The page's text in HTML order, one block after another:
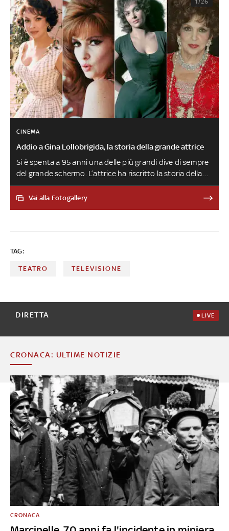
CINEMA
Addio a Gina Lollobrigida, la storia della grande attrice
Si è spenta a 95 anni una delle più grandi dive di sempre
del grande schermo. L’attrice ha riscritto la storia della
settima arte prendendo parte a pellicole divenute dei
cult come Pane, amore e fantasia, Venere imperiale
Vai alla Fotogallery
TAG:
TEATRO TELEVISIONE
DIRETTA LIVE
CRONACA: ULTIME NOTIZIE
CRONACA